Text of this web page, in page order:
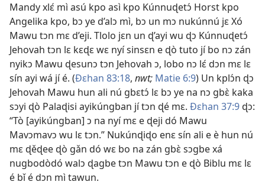
Mandy xlɛ́ mì asú kpo asì kpo Kúnnuɖetɔ́ Horst kpo
Angelika kpo, bɔ ye d’alɔ mì, bɔ un mɔ nukúnnú jɛ Xó
Mawu tɔn mɛ d’eji. Tlolo jɛn un ɖ’ayi wu ɖɔ Kúnnuɖetɔ́
Jehovah tɔn lɛ kɛɖɛ wɛ nyí sinsɛn e ɖò tuto jí bo nɔ zán
nyikɔ Mawu ɖesunɔ tɔn Jehovah ɔ, lobo nɔ lɛ́ dɔn mɛ lɛ
sín ayi wá jí é. (Ðɛhan 83:18, nwt; Matie 6:9) Un kplɔ́n ɖɔ
Jehovah Mawu hun ali nú gbɛtɔ́ lɛ bɔ ye na nɔ gbɛ̀ kaka
sɔyi ɖò Palaɖisi ayikúngban jí tɔn ɖé mɛ. Ðɛhan 37:9ɖɔ:
“Tò [ayikúngban] ɔ na nyí mɛ e ɖeji dó Mawu
Mavɔmavɔ wu lɛ tɔn.” Nukúnɖiɖo enɛ sín ali e è hun nú
mɛ ɖěɖee ɖò gǎn dó wɛ bo na zán gbɛ̀ sɔgbe xá
nugbodòdó walɔ ɖagbe tɔn Mawu tɔn e ɖò Biblu mɛ lɛ
é bǐ é dɔn mì tawun.